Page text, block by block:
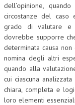
dell’opinione,
circostanze del caso
grado di valutare e
dovrebbe supporre
determinata causa
nomina degli altri
quando alla
cui ciascuna
chiara, completa e
loro elementi